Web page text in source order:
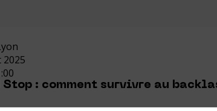
2025
Stop : comment survivre au